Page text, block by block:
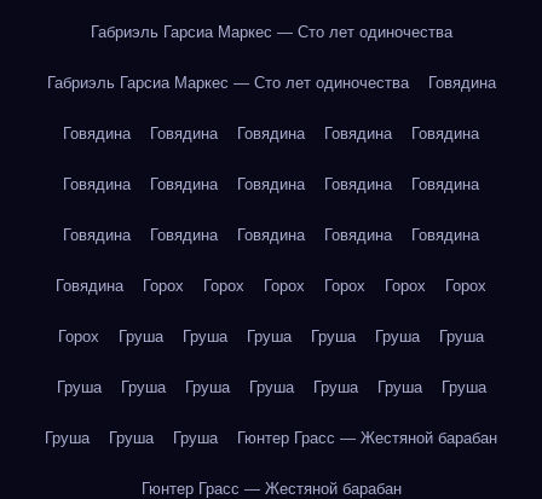
Габриэль Гарсиа Маркес — Сто лет одиночества
Габриэль Гарсиа Маркес — Сто лет одиночества Говядина
Говядина Говядина Говядина Говядина Говядина
Говядина Говядина Говядина Говядина Говядина
Говядина Говядина Говядина Говядина Говядина
Говядина Горох Горох Горох Горох Горох Горох
Горох Груша Груша Груша Груша Груша Груша
Груша Груша Груша Груша Груша Груша Груша
Груша Груша Груша Гюнтер Грасс — Жестяной барабан
Гюнтер Грасс — Жестяной барабан